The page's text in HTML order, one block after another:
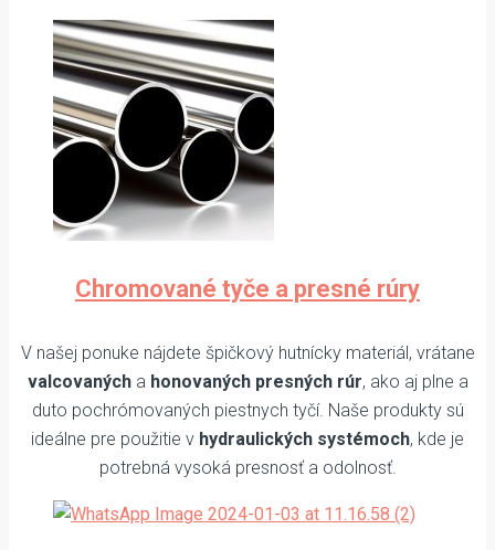
Chromované tyče a presné rúry
V našej ponuke nájdete špičkový hutnícky materiál, vrátane
valcovanýcha honovaných presných rúr, ako aj plne a
duto pochrómovaných piestnych tyčí. Naše produkty sú
ideálne pre použitie v hydraulických systémoch, kde je
potrebná vysoká presnosť a odolnosť.